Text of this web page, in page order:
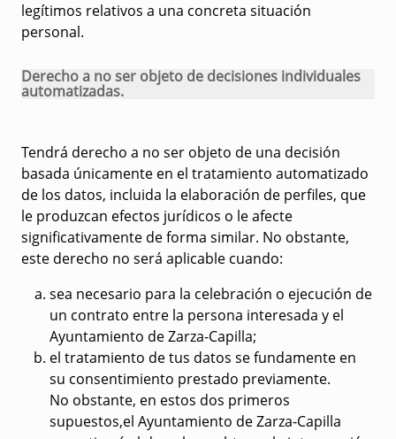
legítimos relativos a una concreta situación
personal.
Derecho a no ser objeto de decisiones individuales
automatizadas.
Tendrá derecho a no ser objeto de una decisión
basada únicamente en el tratamiento automatizado
de los datos, incluida la elaboración de perfiles, que
le produzcan efectos jurídicos o le afecte
significativamente de forma similar. No obstante,
este derecho no será aplicable cuando:
sea necesario para la celebración o ejecución de
un contrato entre la persona interesada y el
Ayuntamiento de Zarza-Capilla;
el tratamiento de tus datos se fundamente en
su consentimiento prestado previamente.
No obstante, en estos dos primeros
supuestos,el Ayuntamiento de Zarza-Capilla